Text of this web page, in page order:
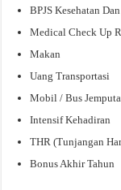
BPJS Kesehatan
Medical Check Up
Makan
Uang Transportasi
Mobil / Bus
Intensif Kehadiran
THR (Tunjangan
Bonus Akhir Tahun